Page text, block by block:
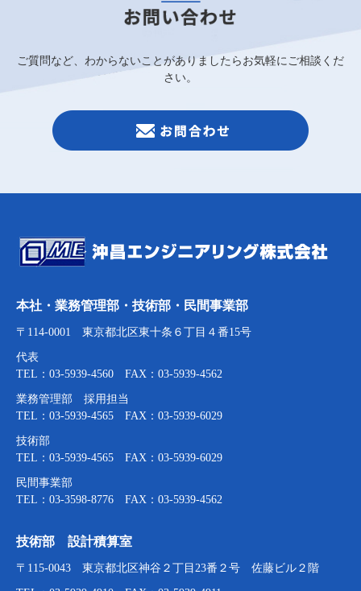
ご質問など、わからないことがありましたらお気軽にご相談くだ
さい。
本社・業務管理部・技術部・民間事業部
〒114-0001 東京都北区東十条６丁目４番15号
代表
TEL：03-5939-4560 FAX：03-5939-4562
業務管理部 採用担当
TEL：03-5939-4565 FAX：03-5939-6029
技術部
TEL：03-5939-4565 FAX：03-5939-6029
民間事業部
TEL：03-3598-8776 FAX：03-5939-4562
技術部 設計積算室
〒115-0043 東京都北区神谷２丁目23番２号 佐藤ビル２階